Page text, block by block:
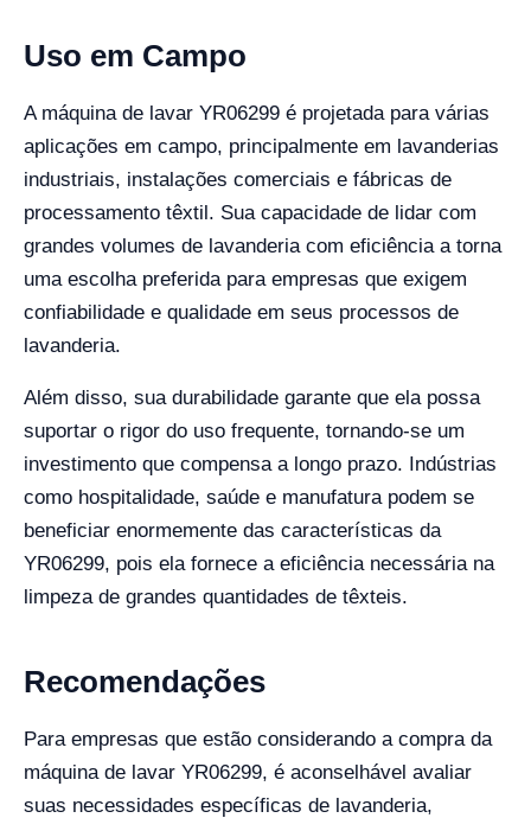
Uso em Campo
A máquina de lavar YR06299 é projetada para várias
aplicações em campo, principalmente em lavanderias
industriais, instalações comerciais e fábricas de
processamento têxtil. Sua capacidade de lidar com
grandes volumes de lavanderia com eficiência a torna
uma escolha preferida para empresas que exigem
confiabilidade e qualidade em seus processos de
lavanderia.
Além disso, sua durabilidade garante que ela possa
suportar o rigor do uso frequente, tornando-se um
investimento que compensa a longo prazo. Indústrias
como hospitalidade, saúde e manufatura podem se
beneficiar enormemente das características da
YR06299, pois ela fornece a eficiência necessária na
limpeza de grandes quantidades de têxteis.
Recomendações
Para empresas que estão considerando a compra da
máquina de lavar YR06299, é aconselhável avaliar
suas necessidades específicas de lavanderia,